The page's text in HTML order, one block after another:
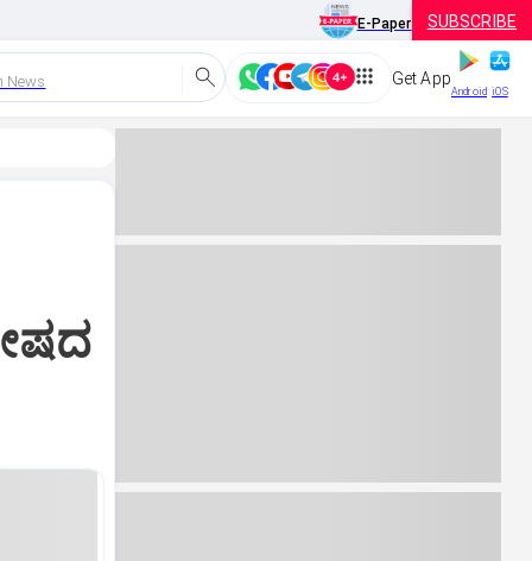
E-Paper SUBSCRIBE
News Get App
Android iOS